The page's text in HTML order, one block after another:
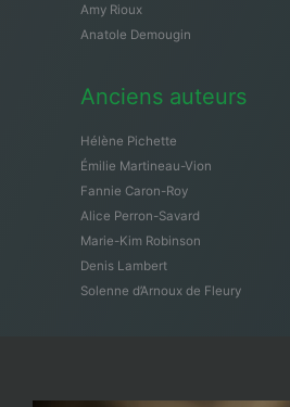
Amy Rioux
Anatole Demougin
Anciens auteurs
Hélène Pichette
Émilie Martineau-Vion
Fannie Caron-Roy
Alice Perron-Savard
Marie-Kim Robinson
Denis Lambert
Solenne d’Arnoux de Fleury